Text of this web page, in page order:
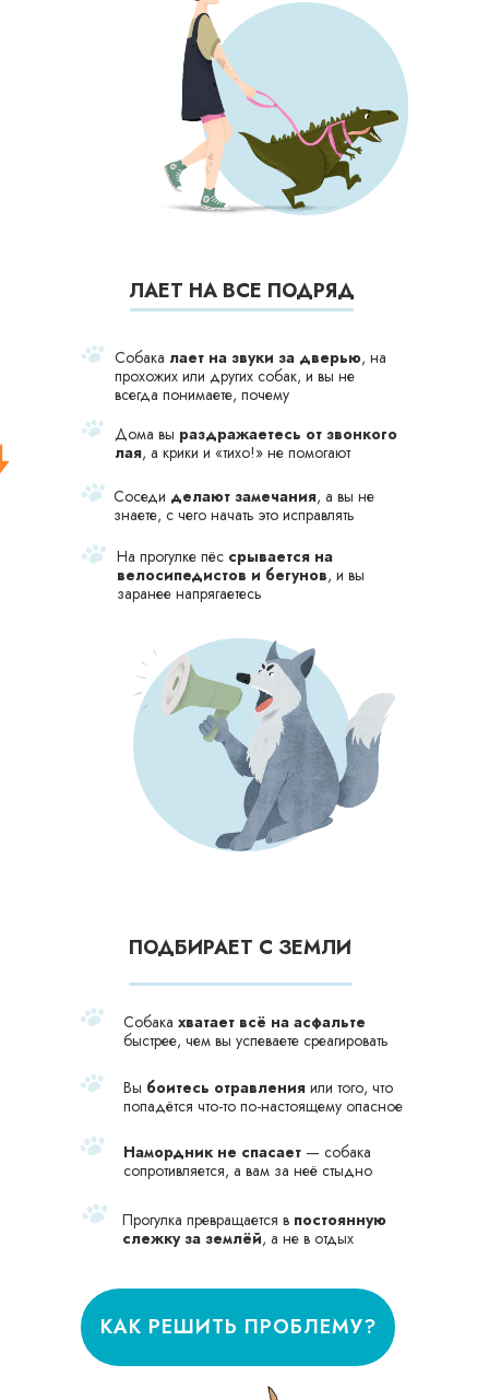
ЛАЕТ НА ВСЕ ПОДРЯД
Дома вы раздражаетесь от звонкого
лая, а крики и «тихо!» не помогают
Соседи делают замечания, а вы не
знаете, с чего начать это исправлять
Собака лает на звуки за дверью, на
прохожих или других собак, и вы не
всегда понимаете, почему
На прогулке пёс срывается на
велосипедистов и бегунов, и вы
заранее напрягаетесь
КАК РЕШИТЬ ПРОБЛЕМУ?
ПОДБИРАЕТ С ЗЕМЛИ
Вы боитесь отравления или того, что
попадётся что-то по-настоящему опасное
Прогулка превращается в постоянную
слежку за землёй, а не в отдых
Собака хватает всё на асфальте
быстрее, чем вы успеваете среагировать
Намордник не спасает — собака
сопротивляется, а вам за неё стыдно